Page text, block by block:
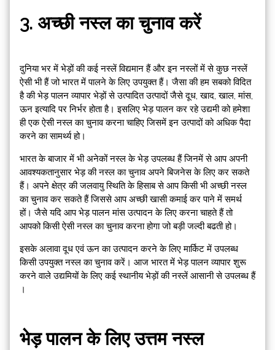
3. अच्छी नस्ल का चुनाव करें
दुनिया भर में भेड़ों की कई नस्लें विद्यमान हैं और इन नस्लों में से कुछ नस्लें
ऐसी भी हैं जो भारत में पालने के लिए उपयुक्त हैं। जैसा की हम सबको विदित
है की भेड़ पालन व्यापार भेड़ों से उत्पादित उत्पादों जैसे दूध, खाद, खाल, मांस,
ऊन इत्यादि पर निर्भर होता है। इसलिए भेड़ पालन कर रहे उद्यमी को हमेशा
ही एक ऐसी नस्ल का चुनाव करना चाहिए जिसमें इन उत्पादों को अधिक पैदा
करने का सामर्थ्य हो।
भारत के बाजार में भी अनेकों नस्ल के भेड़ उपलब्ध हैं जिनमें से आप अपनी
आवश्यकतानुसार भेड़ की नस्ल का चुनाव अपने बिजनेस के लिए कर सकते
हैं। अपने क्षेत्र की जलवायु स्थिति के हिसाब से आप किसी भी अच्छी नस्ल
का चुनाव कर सकते हैं जिससे आप अच्छी खासी कमाई कर पाने में समर्थ
हों। जैसे यदि आप भेड़ पालन मांस उत्पादन के लिए करना चाहते हैं तो
आपको किसी ऐसी नस्ल का चुनाव करना होगा जो बड़ी जल्दी बढती हो।
इसके अलावा दूध एवं ऊन का उत्पादन करने के लिए मार्किट में उपलब्ध
किसी उपयुक्त नस्ल का चुनाव करें। आज भारत में भेड़ पालन व्यापार शुरू
करने वाले उद्यमियों के लिए कई स्थानीय भेड़ों की नस्लें आसानी से उपलब्ध हैं
।
भेड़ पालन के लिए उत्तम नस्ल